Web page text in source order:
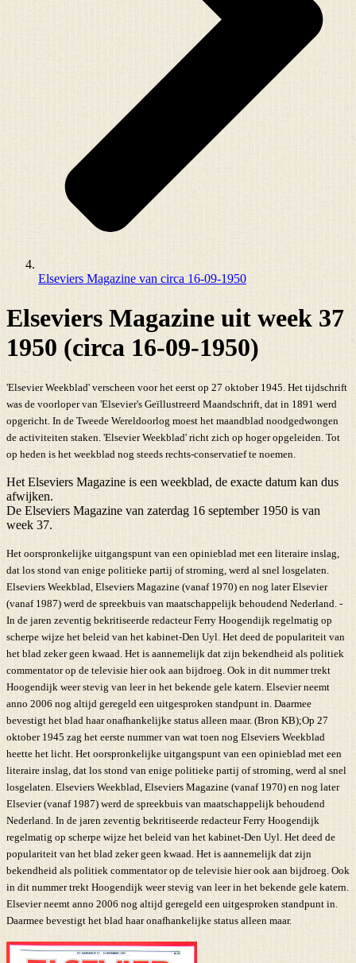
Elseviers Magazine van circa 16-09-1950
Elseviers Magazine uit week 37
1950 (circa 16-09-1950)
'Elsevier Weekblad' verscheen voor het eerst op 27 oktober 1945. Het tijdschrift
was de voorloper van 'Elsevier's Geïllustreerd Maandschrift, dat in 1891 werd
opgericht. In de Tweede Wereldoorlog moest het maandblad noodgedwongen
de activiteiten staken. 'Elsevier Weekblad' richt zich op hoger opgeleiden. Tot
op heden is het weekblad nog steeds rechts-conservatief te noemen.
Het Elseviers Magazine is een weekblad, de exacte datum kan dus
afwijken.
De Elseviers Magazine van zaterdag 16 september 1950 is van
week 37.
Het oorspronkelijke uitgangspunt van een opinieblad met een literaire inslag,
dat los stond van enige politieke partij of stroming, werd al snel losgelaten.
Elseviers Weekblad, Elseviers Magazine (vanaf 1970) en nog later Elsevier
(vanaf 1987) werd de spreekbuis van maatschappelijk behoudend Nederland. -
In de jaren zeventig bekritiseerde redacteur Ferry Hoogendijk regelmatig op
scherpe wijze het beleid van het kabinet-Den Uyl. Het deed de populariteit van
het blad zeker geen kwaad. Het is aannemelijk dat zijn bekendheid als politiek
commentator op de televisie hier ook aan bijdroeg. Ook in dit nummer trekt
Hoogendijk weer stevig van leer in het bekende gele katern. Elsevier neemt
anno 2006 nog altijd geregeld een uitgesproken standpunt in. Daarmee
bevestigt het blad haar onafhankelijke status alleen maar. (Bron KB);Op 27
oktober 1945 zag het eerste nummer van wat toen nog Elseviers Weekblad
heette het licht. Het oorspronkelijke uitgangspunt van een opinieblad met een
literaire inslag, dat los stond van enige politieke partij of stroming, werd al snel
losgelaten. Elseviers Weekblad, Elseviers Magazine (vanaf 1970) en nog later
Elsevier (vanaf 1987) werd de spreekbuis van maatschappelijk behoudend
Nederland. In de jaren zeventig bekritiseerde redacteur Ferry Hoogendijk
regelmatig op scherpe wijze het beleid van het kabinet-Den Uyl. Het deed de
populariteit van het blad zeker geen kwaad. Het is aannemelijk dat zijn
bekendheid als politiek commentator op de televisie hier ook aan bijdroeg. Ook
in dit nummer trekt Hoogendijk weer stevig van leer in het bekende gele katern.
Elsevier neemt anno 2006 nog altijd geregeld een uitgesproken standpunt in.
Daarmee bevestigt het blad haar onafhankelijke status alleen maar.